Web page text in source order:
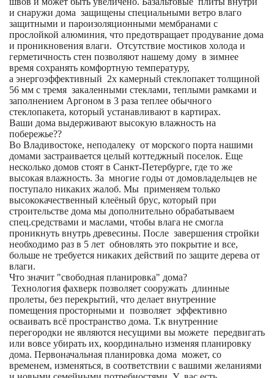
и снаружи дома защищены специальными ветро влаго
защитными и пароизоляционными мембранами с
прослойкой алюминия, что предотвращает продувание дома
и проникновения влаги. Отсутствие мостиков холода и
герметичность стен позволяют нашему дому в зимнее
время сохранять комфортную температуру,
а энергоэффективный 2х камерный стеклопакет толщиной
56 мм с тремя закаленными стеклами, теплыми рамками и
заполнением Аргоном в 3 раза теплее обычного
стеклопакета, который устанавливают в картирах.
Ваши дома выдерживают высокую влажность на
побережье??
Во Владивостоке, неподалеку от морского порта нашими
домами застраивается целый коттеджный поселок. Еще
несколько домов стоят в Санкт-Петербурге, где то же
высокая влажность. За многие годы от домовладельцев не
поступало никаких жалоб. Мы применяем только
высококачественный клеёный брус, который при
строительстве дома мы дополнительно обрабатываем
спец.средствами и маслами, чтобы влага не смогла
проникнуть внутрь древесины. После завершения стройки
необходимо раз в 5 лет обновлять это покрытие и все,
больше не требуется никаких действий по защите дерева от
влаги.
Что значит "свободная планировка" дома?
Технология фахверк позволяет сооружать длинные
пролеты, без перекрытий, что делает внутренние
помещения просторными и позволяет эффективно
осваивать всё пространство дома. Т.к внутренние
перегородки не являются несущими вы можете передвигать
или вовсе убирать их, координально изменяя планировку
дома. Первоначальная планировка дома может, со
временем, изменяться, в соответствии с вашими желаниями